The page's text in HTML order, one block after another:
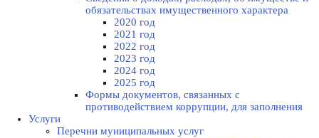
обязательствах имущественного характера
2020 год
2021 год
2022 год
2023 год
2024 год
2025 год
Формы документов, связанных с
противодействием коррупции, для заполнения
Услуги
Перечни муниципальных услуг